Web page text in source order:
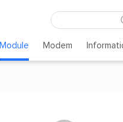
Module Modem